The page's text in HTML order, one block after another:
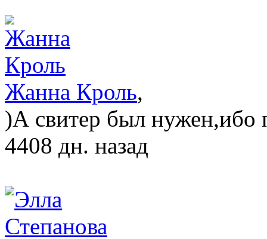
Жанна Кроль,
)А свитер был нужен,ибо
4408 дн. назад